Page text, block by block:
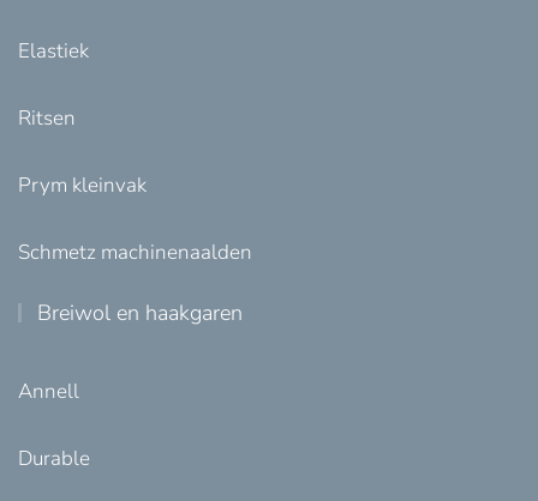
Elastiek
Ritsen
Prym kleinvak
Schmetz machinenaalden
Breiwol en haakgaren
Annell
Durable